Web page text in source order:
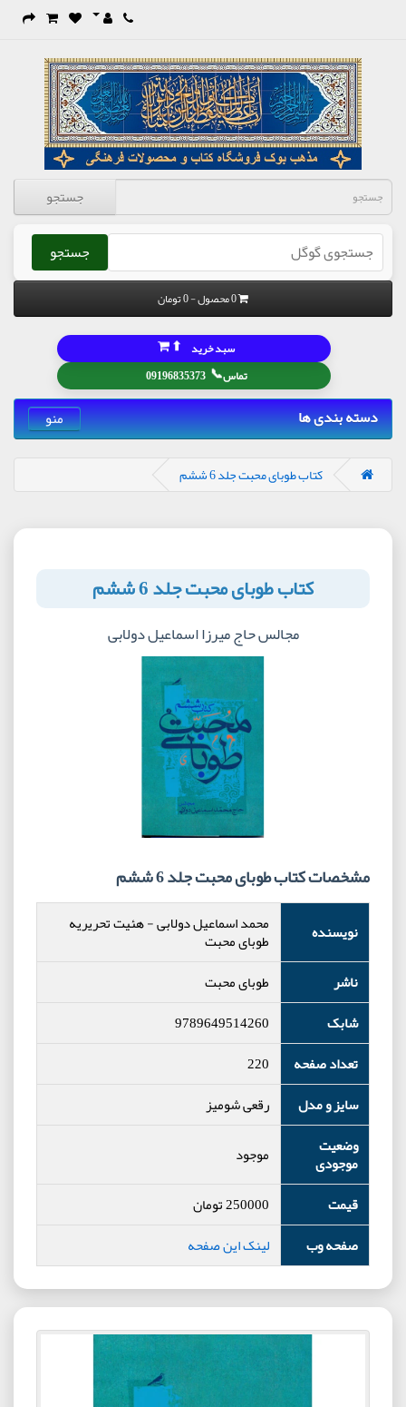
جستجو
جستجو
0 محصول - 0 تومان
تماس📞
09196835373
سبد خرید ⬆
دسته بندی ها منو
کتاب طوبای محبت جلد 6 ششم
کتاب طوبای محبت جلد 6 ششم
مجالس حاج میرزا اسماعیل دولابی
مشخصات کتاب طوبای محبت جلد 6 ششم
نویسنده محمد اسماعیل دولابی-هئیت تحریریه
طوبای محبت
ناشر
طوبای محبت
شابک
9789649514260
تعداد صفحه
220
سایز و مدل
رقعی شومیز
وضعیت
موجودی
موجود
قیمت
250000تومان
صفحه وب
لینک این صفحه